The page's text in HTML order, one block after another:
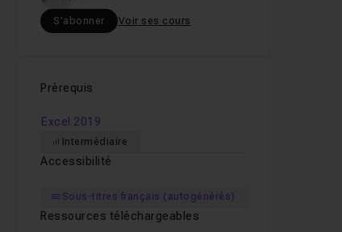
S'abonner Voir ses cours
Prérequis
Excel 2019
Intermédiaire
Accessibilité
Sous-titres français (autogénérés)
Ressources téléchargeables